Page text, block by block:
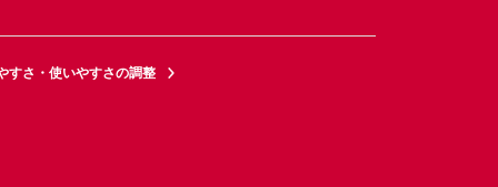
すさ・使いやすさの調整